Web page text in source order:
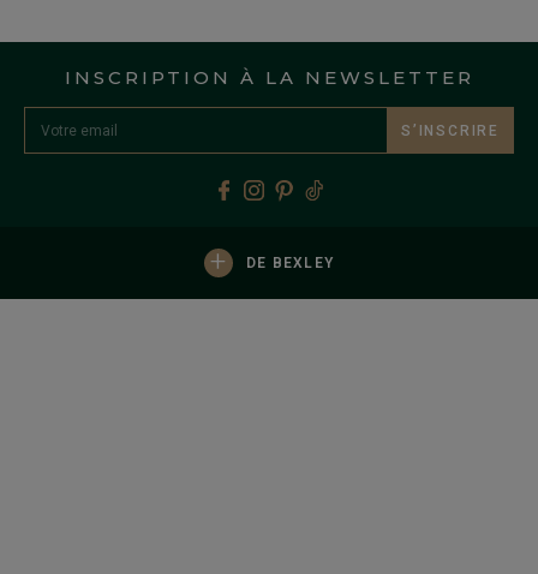
INSCRIPTION À LA NEWSLETTER
S’INSCRIRE
+ DE BEXLEY